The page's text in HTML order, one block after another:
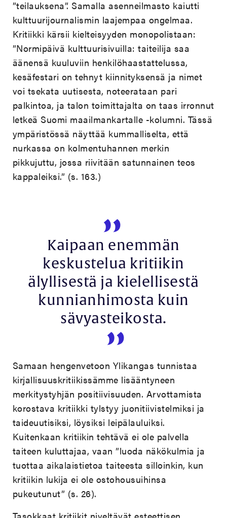
”teilauksena”. Samalla asenneilmasto kaiutti
kulttuurijournalismin laajempaa ongelmaa.
Kritiikki kärsii kielteisyyden monopolistaan:
”Normipäivä kulttuurisivuilla: taiteilija saa
äänensä kuuluviin henkilöhaastattelussa,
kesäfestari on tehnyt kiinnityksensä ja nimet
voi tsekata uutisesta, noteerataan pari
palkintoa, ja talon toimittajalta on taas irronnut
letkeä Suomi maailmankartalle -kolumni. Tässä
ympäristössä näyttää kummalliselta, että
nurkassa on kolmentuhannen merkin
pikkujuttu, jossa riivitään satunnainen teos
kappaleiksi.” (s. 163.)
Kaipaan enemmän
keskustelua kritiikin
älyllisestä ja kielellisestä
kunnianhimosta kuin
sävyasteikosta.
Samaan hengenvetoon Ylikangas tunnistaa
kirjallisuuskritiikissämme lisääntyneen
merkitystyhjän positiivisuuden. Arvottamista
korostava kritiikki tylstyy juonitiivistelmiksi ja
taideuutisiksi, löysiksi leipälauluiksi.
Kuitenkaan kritiikin tehtävä ei ole palvella
taiteen kuluttajaa, vaan ”luoda näkökulmia ja
tuottaa aikalaistietoa taiteesta silloinkin, kun
kritiikin lukija ei ole ostohousuihinsa
pukeutunut” (s. 26).